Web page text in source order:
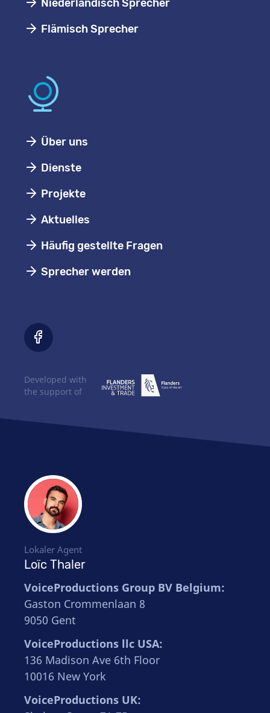
Niederländisch Sprecher
Flämisch Sprecher
Über uns
Dienste
Projekte
Aktuelles
Häufig gestellte Fragen
Sprecher werden
Lokaler Agent
Loïc Thaler
VoiceProductions Group BV Belgium:
Gaston Crommenlaan 8
9050 Gent
VoiceProductions llc USA:
136 Madison Ave 6th Floor
10016 New York
VoiceProductions UK:
Developed with
the support of